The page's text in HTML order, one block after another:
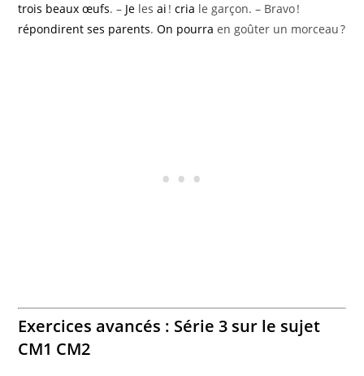
trois beaux œufs. – Je lesai !cria le garçon. – Bravo !
répondirent ses parents.On pourra en goûter un morceau ?
Exercices avancés : Série 3 sur le sujet
CM1 CM2